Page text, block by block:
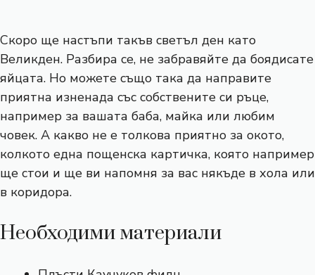
Скоро ще настъпи такъв светъл ден като
Великден. Разбира се, не забравяйте да боядисате
яйцата. Но можете също така да направите
приятна изненада със собствените си ръце,
например за вашата баба, майка или любим
човек. А какво не е толкова приятно за окото,
колкото една пощенска картичка, която например
ще стои и ще ви напомня за вас някъде в хола или
в коридора.
Необходими материали